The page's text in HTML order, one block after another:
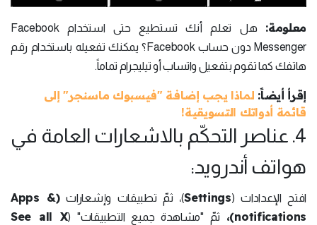
معلومة:
هل تعلم أنك تستطيع حتى استخدام Facebook
Messenger دون حساب Facebook؟ يمكنك تفعيله باستخدام رقم
هاتفك كما تقوم بتفعيل واتساب أو تيليجرام تماماً.
إقرأ أيضاً: لماذا يجب إضافة "فيسبوك ماسنجر" إلى
قائمة أدواتك التسويقية!
4. عناصر التحكّم بالاشعارات العامة في
هواتف أندرويد:
افتح الإعدادات (Settings)، ثمّ تطبيقات وإشعارات (Apps &
notifications)،
ثمّ "مشاهدة جميع التطبيقات" (See all X